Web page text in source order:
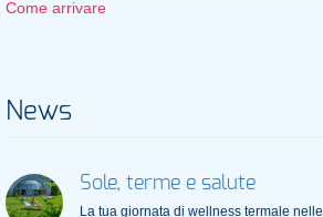
Come arrivare
News
Sole, terme e salute
La tua giornata di wellness termale nelle